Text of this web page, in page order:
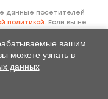
данные посетителей
политикой
. Если вы не
вашим
можете узнать в
данных